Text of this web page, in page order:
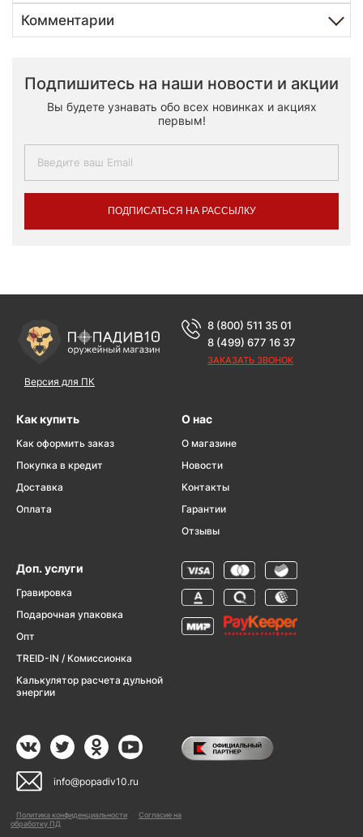
Комментарии
Подпишитесь на наши новости и акции
Вы будете узнавать обо всех новинках и акциях
первым!
ПОДПИСАТЬСЯ НА РАССЫЛКУ
Версия для ПК
8 (800) 511 35 01
8 (499) 677 16 37
ЗАКАЗАТЬ ЗВОНОК
Как купить
Как оформить заказ
Покупка в кредит
Доставка
Оплата
О нас
О магазине
Новости
Контакты
Гарантии
Отзывы
Доп. услуги
Гравировка
Подарочная упаковка
Опт
TREID-IN / Комиссионка
Калькулятор расчета дульной
энергии
info@popadiv10.ru
Политика конфиденциальности
Согласие на
обработку ПД